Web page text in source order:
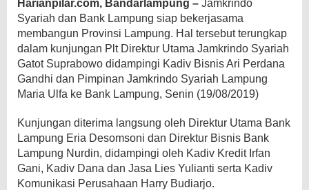
Harianpilar.com, Bandarlampung – Jamkrindo
Syariah dan Bank Lampung siap bekerjasama
membangun Provinsi Lampung. Hal tersebut terungkap
dalam kunjungan Plt Direktur Utama Jamkrindo Syariah
Gatot Suprabowo didampingi Kadiv Bisnis Ari Perdana
Gandhi dan Pimpinan Jamkrindo Syariah Lampung
Maria Ulfa ke Bank Lampung, Senin (19/08/2019)
Kunjungan diterima langsung oleh Direktur Utama Bank
Lampung Eria Desomsoni dan Direktur Bisnis Bank
Lampung Nurdin, didampingi oleh Kadiv Kredit Irfan
Gani, Kadiv Dana dan Jasa Lies Yulianti serta Kadiv
Komunikasi Perusahaan Harry Budiarjo.